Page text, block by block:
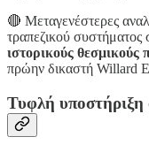
🔴 Μεταγενέστερες
τραπεζικού
ιστορικούς θεσμικούς
πρώην δικαστή Willard
Τυφλή υποστήριξη